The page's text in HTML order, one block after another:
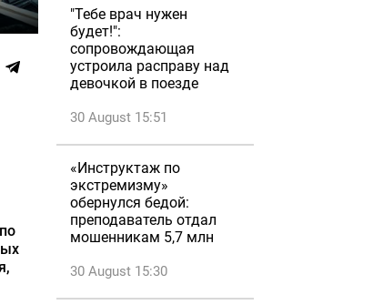
"Тебе врач нужен
будет!":
сопровождающая
устроила расправу над
девочкой в поезде
30 August 15:51
«Инструктаж по
экстремизму»
обернулся бедой:
преподаватель отдал
мошенникам 5,7 млн
30 August 15:30